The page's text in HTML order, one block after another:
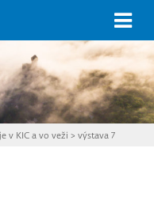
v KIC a vo veži > výstava 7